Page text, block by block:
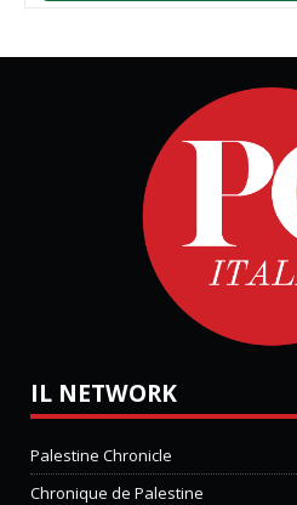
IL NETWORK
Palestine Chronicle
Chronique de Palestine